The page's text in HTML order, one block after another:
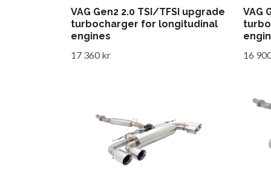
VAG Gen2 2.0 TSI/TFSI upgrade
turbocharger for longitudinal
engines
17 360 kr
VAG
16